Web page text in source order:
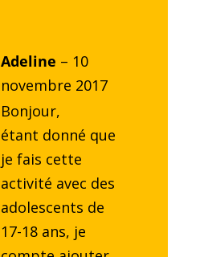
Adeline – 10
novembre 2017
Bonjour,
étant donné que
je fais cette
activité avec des
adolescents de
17-18 ans, je